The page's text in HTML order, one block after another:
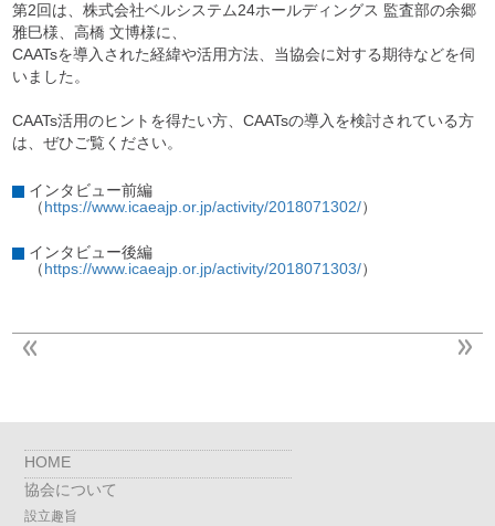
第2回は、株式会社ベルシステム24ホールディングス 監査部の余郷
雅巳様、高橋 文博様に、
CAATsを導入された経緯や活用方法、当協会に対する期待などを伺
いました。
CAATs活用のヒントを得たい方、CAATsの導入を検討されている方
は、ぜひご覧ください。
インタビュー前編
（https://www.icaeajp.or.jp/activity/2018071302/）
インタビュー後編
（https://www.icaeajp.or.jp/activity/2018071303/）
HOME
協会について
設立趣旨